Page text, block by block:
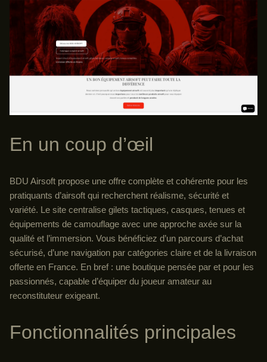
En un coup d’œil
BDU Airsoft propose une offre complète et cohérente pour les
pratiquants d’airsoft qui recherchent réalisme, sécurité et
variété. Le site centralise gilets tactiques, casques, tenues et
équipements de camouflage avec une approche axée sur la
qualité et l’immersion. Vous bénéficiez d’un parcours d’achat
sécurisé, d’une navigation par catégories claire et de la livraison
offerte en France. En bref : une boutique pensée par et pour les
passionnés, capable d’équiper du joueur amateur au
reconstituteur exigeant.
Fonctionnalités principales